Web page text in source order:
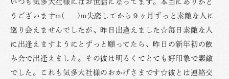
いつも気多大社様にはお世話になってます。本当にありがと
うございますm(_ _ )m失恋してから９ヶ月ずっと素敵な人に
巡り会えませんでしたが、昨日出逢えました☆毎日素敵な人
に出逢えますようにとずっと願ってたら、昨日の新年初の飲
み会で出逢えました。その彼は明るくてとても好印象で素敵
でした。これも気多大社様のおかげさまです☆彼とは連絡交